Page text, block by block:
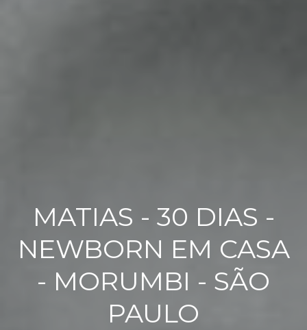
MATIAS - 30 DIAS -
NEWBORN EM CASA
- MORUMBI - SÃO
PAULO